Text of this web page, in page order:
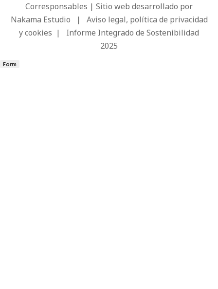
Corresponsables | Sitio web desarrollado por
Nakama Estudio | Aviso legal, política de privacidad
y cookies | Informe Integrado de Sostenibilidad
2025
Form